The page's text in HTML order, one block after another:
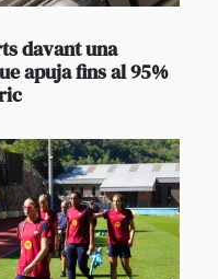
davant una
apuja fins al 95%